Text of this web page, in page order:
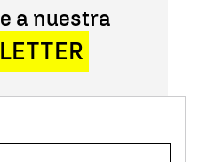
a nuestra